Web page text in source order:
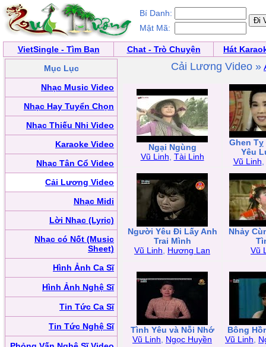
Bí Danh:
Mật Mã:
VietSingle - Tìm Bạn Chat - Trò Chuyện
Hát
Mục Lục
Nhạc Music Video
Nhạc Hay Tuyển Chọn
Nhạc Thiếu Nhi Video
Karaoke Video
Nhạc Tân Cổ Video
Cải Lương Video
Nhạc Midi
Lời Nhạc (Lyric)
Nhạc có Nốt (Music
Sheet)
Hình Ảnh Ca Sĩ
Hình Ảnh Nghệ Sĩ
Tin Tức Ca Sĩ
Tin Tức Nghệ Sĩ
Cải Lương Video »
Ngại Ngùng
Vũ Linh Tài Linh
Ghen
Yêu
Vũ Linh
Người Yêu Đi Lấy Anh
Trai Mình
Vũ Linh
Hương Lan
Nhảy
Vũ
Tình Yêu và Nỗi Nhớ
Vũ Linh
Ngọc Huyền
Bông
Vũ Linh